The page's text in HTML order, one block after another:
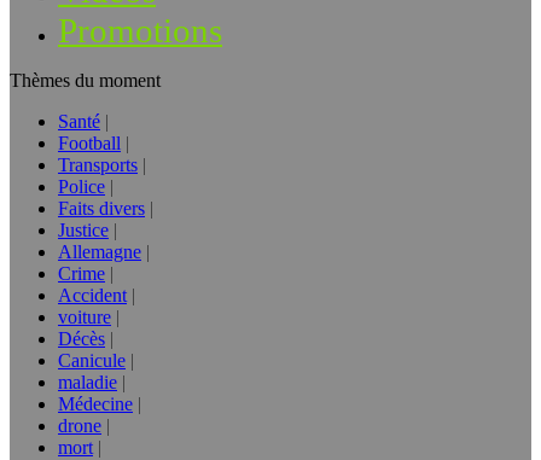
Promotions
Thèmes du moment
Santé
Football
Transports
Police
Faits divers
Justice
Allemagne
Crime
Accident
voiture
Décès
Canicule
maladie
Médecine
drone
mort